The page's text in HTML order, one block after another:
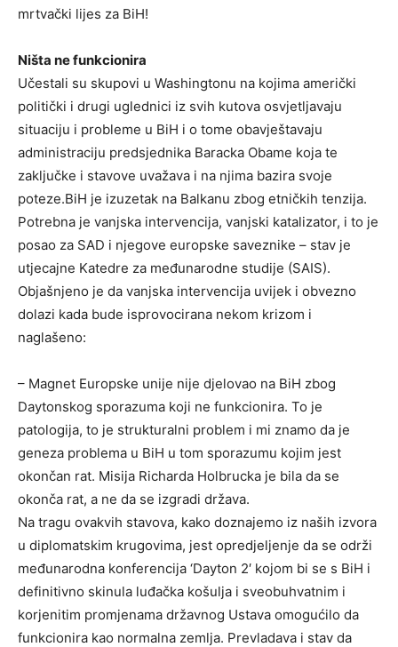
mrtvački lijes za BiH!
Ništa ne funkcionira
Učestali su skupovi u Washingtonu na kojima američki
politički i drugi uglednici iz svih kutova osvjetljavaju
situaciju i probleme u BiH i o tome obavještavaju
administraciju predsjednika Baracka Obame koja te
zaključke i stavove uvažava i na njima bazira svoje
poteze.BiH je izuzetak na Balkanu zbog etničkih tenzija.
Potrebna je vanjska intervencija, vanjski katalizator, i to je
posao za SAD i njegove europske saveznike – stav je
utjecajne Katedre za međunarodne studije (SAIS).
Objašnjeno je da vanjska intervencija uvijek i obvezno
dolazi kada bude isprovocirana nekom krizom i
naglašeno:
– Magnet Europske unije nije djelovao na BiH zbog
Daytonskog sporazuma koji ne funkcionira. To je
patologija, to je strukturalni problem i mi znamo da je
geneza problema u BiH u tom sporazumu kojim jest
okončan rat. Misija Richarda Holbrucka je bila da se
okonča rat, a ne da se izgradi država.
Na tragu ovakvih stavova, kako doznajemo iz naših izvora
u diplomatskim krugovima, jest opredjeljenje da se održi
međunarodna konferencija ‘Dayton 2′ kojom bi se s BiH i
definitivno skinula luđačka košulja i sveobuhvatnim i
korjenitim promjenama državnog Ustava omogućilo da
funkcionira kao normalna zemlja. Prevladava i stav da